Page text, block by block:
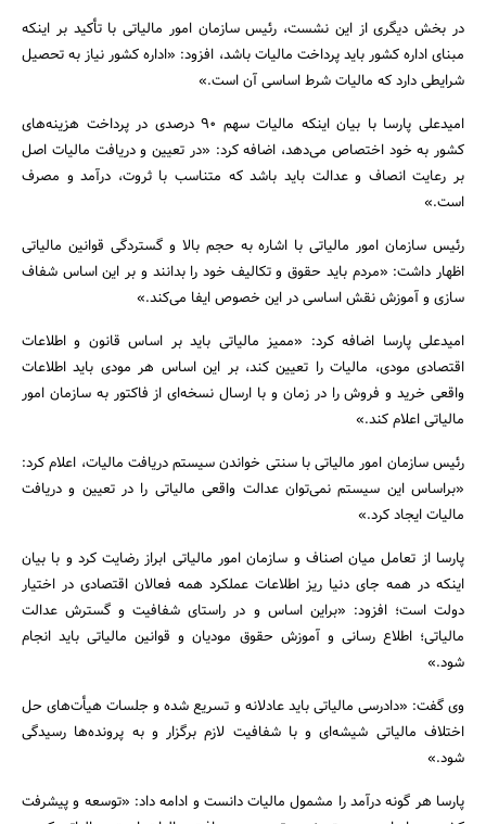
در بخش دیگری از این نشست، رئیس سازمان امور مالیاتی با تأکید بر اینکه
مبنای اداره کشور باید پرداخت مالیات باشد، افزود: «اداره کشور نیاز به تحصیل
شرایطی دارد که مالیات شرط اساسی آن است.»
امیدعلی پارسا با بیان اینکه مالیات سهم ۹۰ درصدی در پرداخت هزینه‌های
کشور به خود اختصاص می‌دهد، اضافه کرد: «در تعیین و دریافت مالیات اصل
بر رعایت انصاف و عدالت باید باشد که متناسب با ثروت، درآمد و مصرف
است.»
رئیس سازمان امور مالیاتی با اشاره به حجم بالا و گستردگی قوانین مالیاتی
اظهار داشت: «مردم باید حقوق و تکالیف خود را بدانند و بر این اساس شفاف
سازی و آموزش نقش اساسی در این خصوص ایفا می‌کند.»
امیدعلی پارسا اضافه کرد: «ممیز مالیاتی باید بر اساس قانون و اطلاعات
اقتصادی مودی، مالیات را تعیین کند، بر این اساس هر مودی باید اطلاعات
واقعی خرید و فروش را در زمان و با ارسال نسخه‌ای از فاکتور به سازمان امور
مالیاتی اعلام کند.»
رئیس سازمان امور مالیاتی با سنتی خواندن سیستم دریافت مالیات، اعلام کرد:
«براساس این سیستم نمی‌توان عدالت واقعی مالیاتی را در تعیین و دریافت
مالیات ایجاد کرد.»
پارسا از تعامل میان اصناف و سازمان امور مالیاتی ابراز رضایت کرد و با بیان
اینکه در همه جای دنیا ریز اطلاعات عملکرد همه فعالان اقتصادی در اختیار
دولت است؛ افزود: «براین اساس و در راستای شفافیت و گسترش عدالت
مالیاتی؛ اطلاع رسانی و آموزش حقوق مودیان و قوانین مالیاتی باید انجام
شود.»
وی گفت: «دادرسی مالیاتی باید عادلانه و تسریع شده و جلسات هیأت‌های حل
اختلاف مالیاتی شیشه‌ای و با شفافیت لازم برگزار و به پرونده‌ها رسیدگی
شود.»
پارسا هر گونه درآمد را مشمول مالیات دانست و ادامه داد: «توسعه و پیشرفت